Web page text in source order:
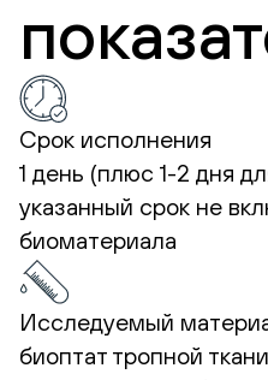
Срок исполнения
1 день (плюс 1-2 дня
указанный срок не
биоматериала
Исследуемый
биоптат тропной